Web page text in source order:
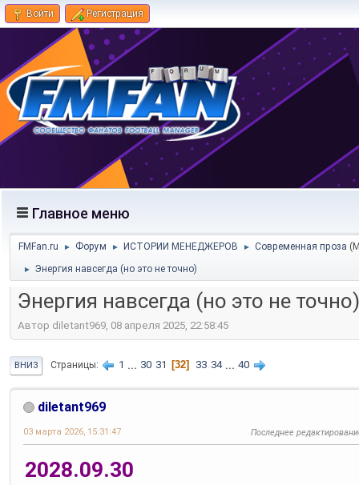
Войти Регистрация
Главное меню
FMFan.ru ► Форум ► ИСТОРИИ МЕНЕДЖЕРОВ ► Современная проза
► Энергия навсегда (но это не точно)
Энергия навсегда (но это не точно)
Автор diletant969, 08 апреля 2025, 22:58:45
ВНИЗ Страницы 1 ... 30 31 32 33 34 ... 40
diletant969
03 марта 2026, 15:31:47 Последнее
2028.09.30